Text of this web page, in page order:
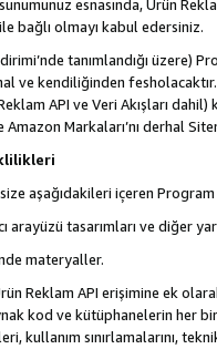
esnasında, Ürün
bağlı olmayı kabul edersiniz.
tanımlandığı üzere)
ve kendiliğinden
API ve Veri Akışları
Markaları’nı derhal
size aşağıdakileri içeren
arayüzü tasarımları ve diğer
materyaller.
Reklam API erişimine ek
kod ve kütüphanelerin her
kullanım sınırlamalarını,